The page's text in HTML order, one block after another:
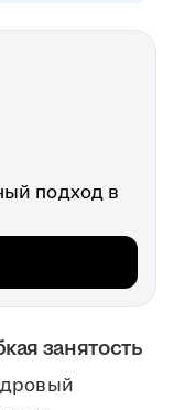
подход в
занятость